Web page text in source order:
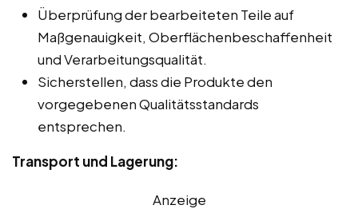
Überprüfung der bearbeiteten Teile auf
Maßgenauigkeit, Oberflächenbeschaffenheit
und Verarbeitungsqualität.
Sicherstellen, dass die Produkte den
vorgegebenen Qualitätsstandards
entsprechen.
Transport und Lagerung:
Anzeige